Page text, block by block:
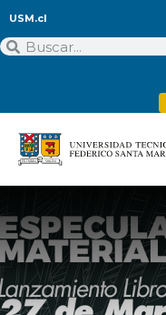
USM.cl